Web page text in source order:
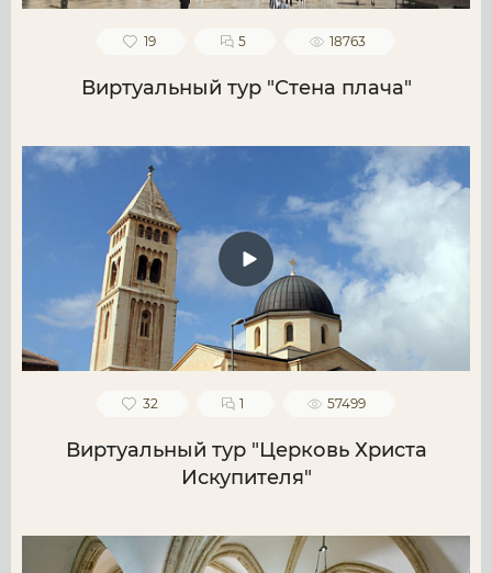
19 5 18763
Виртуальный тур "Стена плача"
32 1 57499
Виртуальный тур "Церковь Христа
Искупителя"